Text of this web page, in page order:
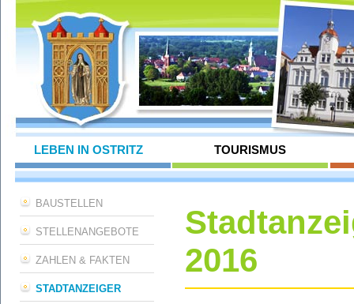
LEBEN IN OSTRITZ TOURISMUS
BAUSTELLEN
STELLENANGEBOTE
ZAHLEN & FAKTEN
STADTANZEIGER
2016